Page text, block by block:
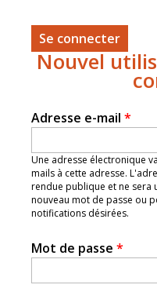
Nouvel
Adresse e-mail *
Une adresse électronique
mails à cette adresse.
rendue publique et ne sera
nouveau mot de passe ou
notifications désirées.
Mot de passe *